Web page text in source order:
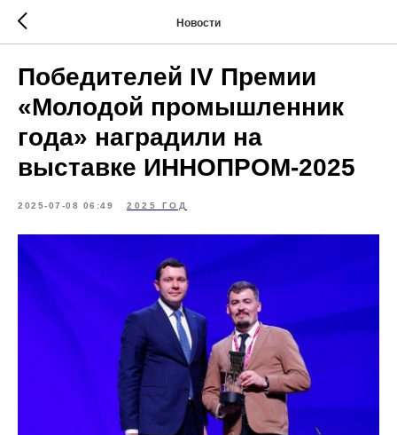
Новости
Победителей IV Премии
«Молодой промышленник
года» наградили на
выставке ИННОПРОМ-2025
2025-07-08 06:49 2025 ГОД